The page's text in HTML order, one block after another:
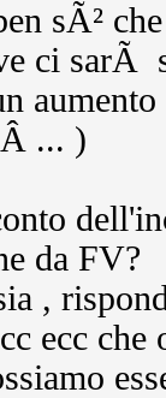
sÃ²
ci sarÃ
... )
da FV?
,
ecc che